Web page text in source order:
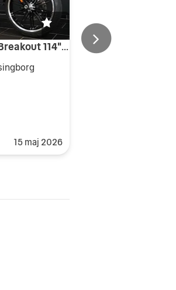
Harley-Davidson FXBRS Breakout 114" Vance & Hines
15 maj 2026